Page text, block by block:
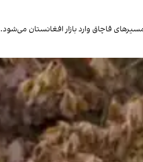
قاچاق وارد بازار افغانستان می‌شود.